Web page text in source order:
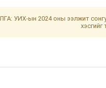
УИХ-ын 2024 оны ээлжит
хэсгийг